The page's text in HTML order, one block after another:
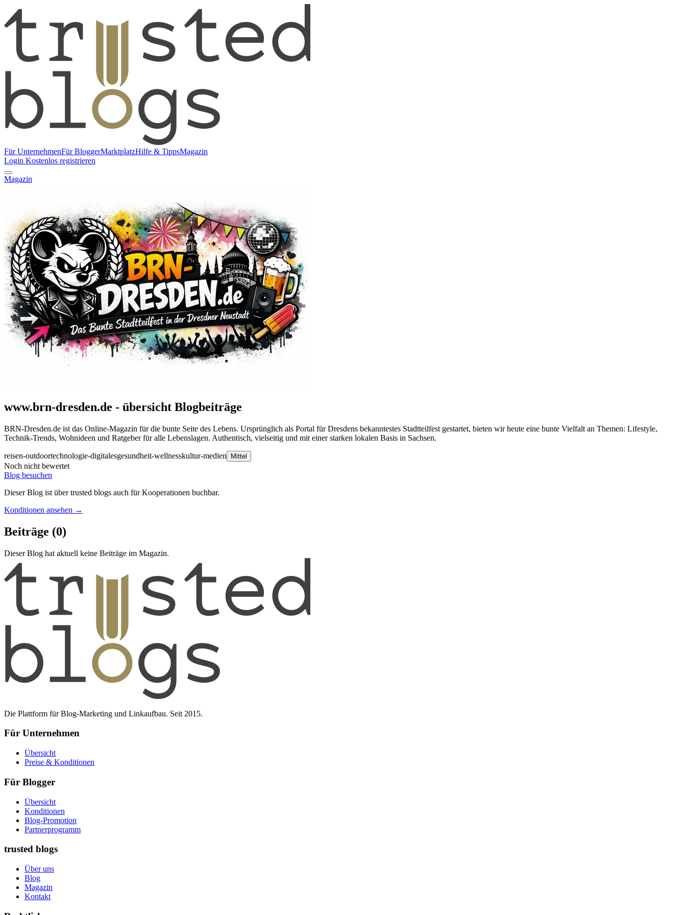
Für UnternehmenFür BloggerMarktplatzHilfe & TippsMagazin
Login Kostenlos registrieren
Magazin
www.brn-dresden.de - übersicht Blogbeiträge
BRN-Dresden.de ist das Online-Magazin für die bunte Seite des Lebens. Ursprünglich als Portal für Dresdens bekanntestes Stadtteilfest gestartet, bieten wir heute eine bunte Vielfalt an Themen: Lifestyle,
Technik-Trends, Wohnideen und Ratgeber für alle Lebenslagen. Authentisch, vielseitig und mit einer starken lokalen Basis in Sachsen.
reisen-outdoortechnologie-digitalesgesundheit-wellnesskultur-medien Mittel
Noch nicht bewertet
Blog besuchen
Dieser Blog ist über trusted blogs auch für Kooperationen buchbar.
Konditionen ansehen →
Beiträge (0)
Dieser Blog hat aktuell keine Beiträge im Magazin.
Die Plattform für Blog-Marketing und Linkaufbau. Seit 2015.
Für Unternehmen
Übersicht
Preise & Konditionen
Für Blogger
Übersicht
Konditionen
Blog-Promotion
Partnerprogramm
trusted blogs
Über uns
Blog
Magazin
Kontakt